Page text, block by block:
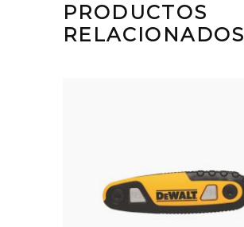
PRODUCTOS
RELACIONADOS